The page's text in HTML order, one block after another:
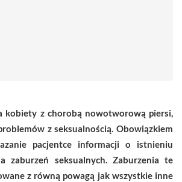
kobiety z chorobą nowotworową piersi,
z seksualnością. Obowiązkiem
pacjentce informacji o istnieniu
zaburzeń seksualnych. Zaburzenia te
z równą powagą jak wszystkie inne